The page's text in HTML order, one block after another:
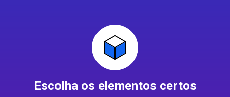
Escolha os elementos certos